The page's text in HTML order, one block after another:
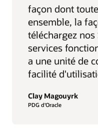
façon dont
ensemble, la
téléchargez
services
a une unité de
facilité
Clay Magouyrk
PDG d'Oracle